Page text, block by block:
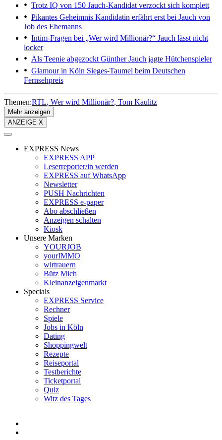
Trotz IQ von 150 Jauch-Kandidat verzockt sich komplett
Pikantes Geheimnis Kandidatin erfährt erst bei Jauch von
Job des Ehemanns
Intim-Fragen bei „Wer wird Millionär?“ Jauch lässt nicht
locker
Als Teenie abgezockt Günther Jauch jagte Hütchenspieler
Glamour in Köln Sieges-Taumel beim Deutschen
Fernsehpreis
Themen:RTL Wer wird Millionär? Tom Kaulitz
Mehr anzeigen
ANZEIGE X
EXPRESS News
EXPRESS APP
Leserreporter/in werden
EXPRESS auf WhatsApp
Newsletter
PUSH Nachrichten
EXPRESS e-paper
Abo abschließen
Anzeigen schalten
Kiosk
Unsere Marken
YOURJOB
yourIMMO
wirtrauern
Bütz Mich
Kleinanzeigenmarkt
Specials
EXPRESS Service
Rechner
Spiele
Jobs in Köln
Dating
Shoppingwelt
Rezepte
Reiseportal
Testberichte
Ticketportal
Quiz
Witz des Tages